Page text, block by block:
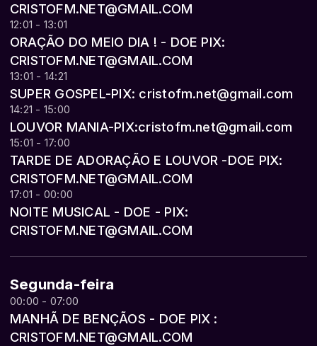
CRISTOFM.NET@GMAIL.COM
12:01 - 13:01
ORAÇÃO DO MEIO DIA ! - DOE PIX:
CRISTOFM.NET@GMAIL.COM
13:01 - 14:21
SUPER GOSPEL-PIX: cristofm.net@gmail.com
14:21 - 15:00
LOUVOR MANIA-PIX:cristofm.net@gmail.com
15:01 - 17:00
TARDE DE ADORAÇÃO E LOUVOR -DOE PIX:
CRISTOFM.NET@GMAIL.COM
17:01 - 00:00
NOITE MUSICAL - DOE - PIX:
CRISTOFM.NET@GMAIL.COM
Segunda-feira
00:00 - 07:00
MANHÃ DE BENÇÃOS - DOE PIX :
CRISTOFM.NET@GMAIL.COM